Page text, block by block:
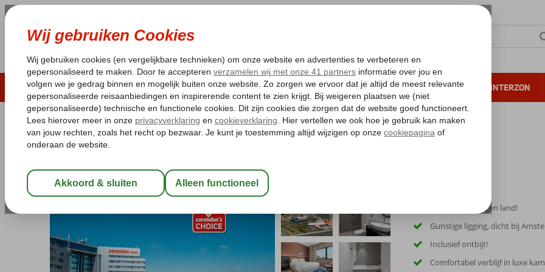
LAST MINUTE ZOMER 2026 ZONVAKANTIE VERRE REIZEN ALL INCLUSIVE WINTERZON
Pakketgarantie Laagsteprijsgarantie* Gratis annuleren*
Home
Nederland Noord-Holland
Corendon Amsterdam Schiphol Airport, a Tribute Portfolio Hotel
Logies en ontbijt- Hotel
Stedentrip in eigen land!
Gunstige ligging, dicht bij
Inclusief ontbijt!
Comfortabel verblijf in luxe